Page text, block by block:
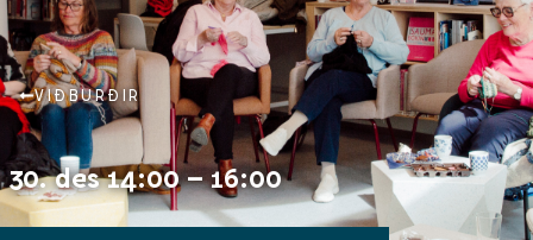
VIÐBURÐIR
30. des 14:00 – 16:00